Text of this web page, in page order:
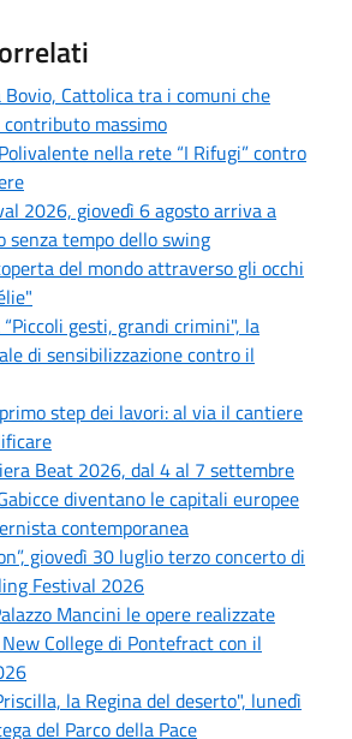
Cattolica tra i comuni che
massimo
nella rete “I Rifugi” contro
2026, giovedì 6 agosto arriva a
senza tempo dello swing
del mondo attraverso gli occhi
gesti, grandi crimini", la
di sensibilizzazione contro il
step dei lavori: al via il cantiere
Beat 2026, dal 4 al 7 settembre
diventano le capitali europee
contemporanea
giovedì 30 luglio terzo concerto di
Festival 2026
Mancini le opere realizzate
College di Pontefract con il
la Regina del deserto", lunedì
del Parco della Pace